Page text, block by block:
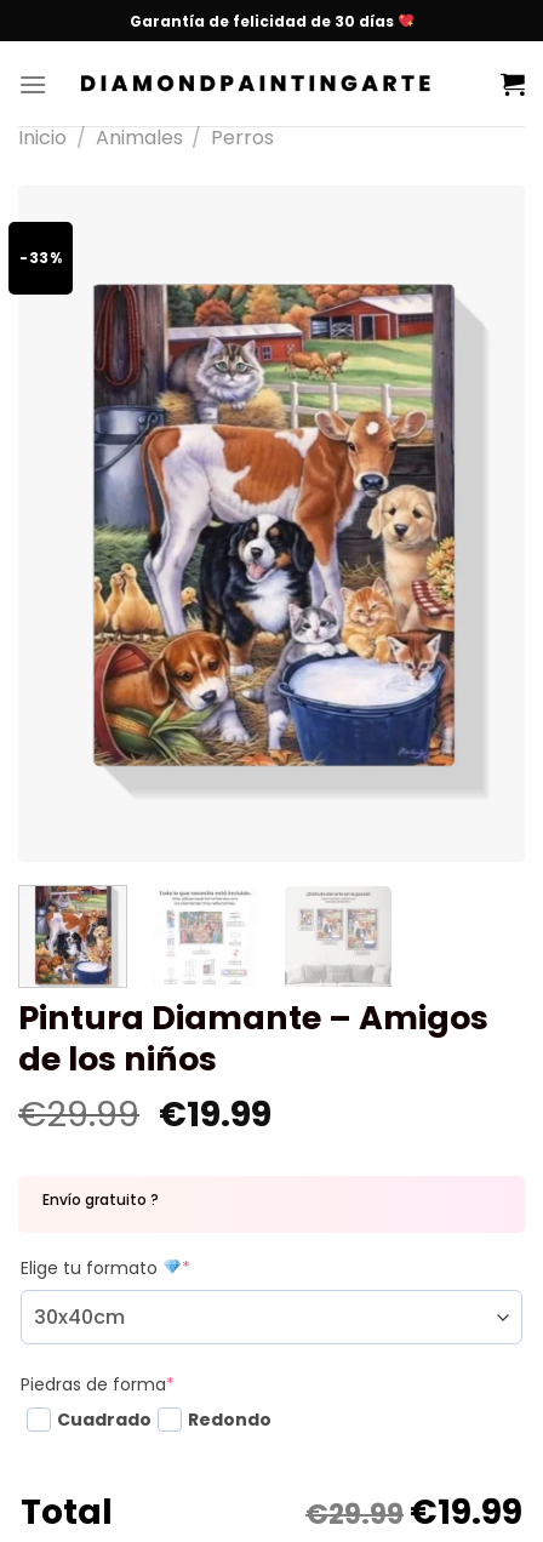
Garantía de felicidad de 30 días
Inicio / Animales / Perros
-33%
Pintura Diamante – Amigos
de los niños
€29.99 €19.99
Envío gratuito ?
Elige tu formato *
Piedras de forma*
Cuadrado
Redondo
Total €29.99€19.99